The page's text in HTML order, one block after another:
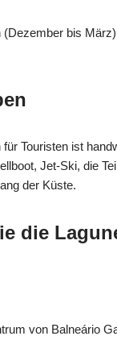
bis
Touristen ist
Jet-Ski, die
der Küste.
die
von Balneário